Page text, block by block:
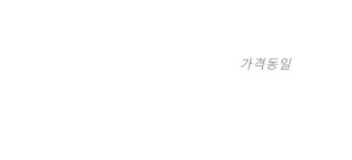
가격동일